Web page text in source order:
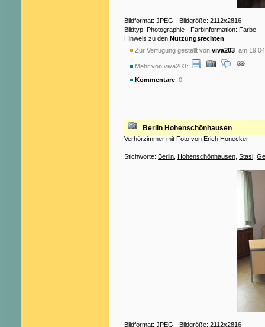
Bildformat: JPEG - Bildgröße: 2112x2816
Bildtyp: Photographie - Farbinformation: Farbe
Hinweis zu den Nutzungsrechten
Zur Verfügung gestellt von viva203 am
Mehr von viva203:
Kommentare: 0
Berlin Hohenschönhausen
Verhörzimmer mit Foto von Erich Honecker
Stichworte: Berlin Hohenschönhausen Stasi
Bildformat: JPEG - Bildgröße: 2112x2816